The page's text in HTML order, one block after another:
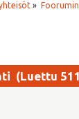
»
(Luettu